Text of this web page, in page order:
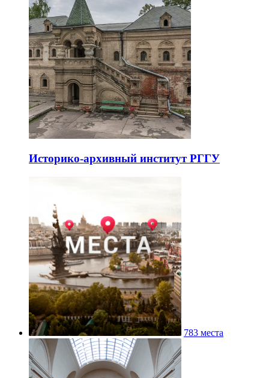
Историко-архивный институт РГГУ
783 места